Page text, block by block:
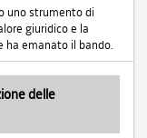
uno strumento di
giuridico e la
ha emanato il bando.
delle